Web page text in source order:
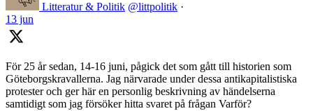
Litteratur & Politik @littpolitik ·
13 jun
För 25 år sedan, 14-16 juni, pågick det som gått till historien som
Göteborgskravallerna. Jag närvarade under dessa antikapitalistiska
protester och ger här en personlig beskrivning av händelserna
samtidigt som jag försöker hitta svaret på frågan Varför?